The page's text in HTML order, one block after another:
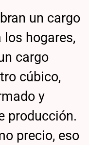
un cargo
hogares,
cargo
cúbico,
y
producción.
precio, eso